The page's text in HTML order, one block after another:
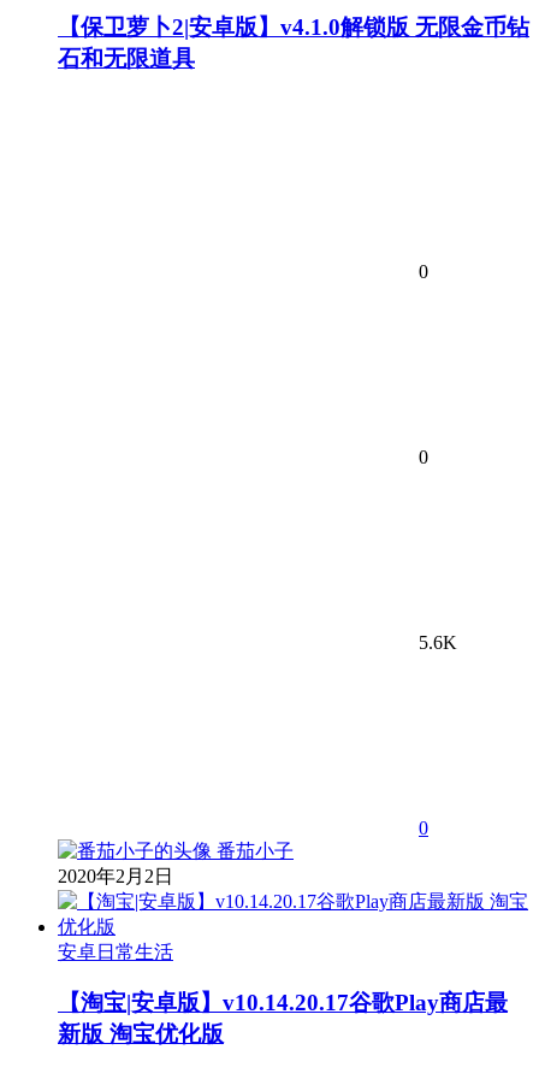
【保卫萝卜2|安卓版】v4.1.0解锁版 无限金币钻
石和无限道具
0
0
5.6K
0
番茄小子
2020年2月2日
安卓日常生活
【淘宝|安卓版】v10.14.20.17谷歌Play商店最
新版 淘宝优化版